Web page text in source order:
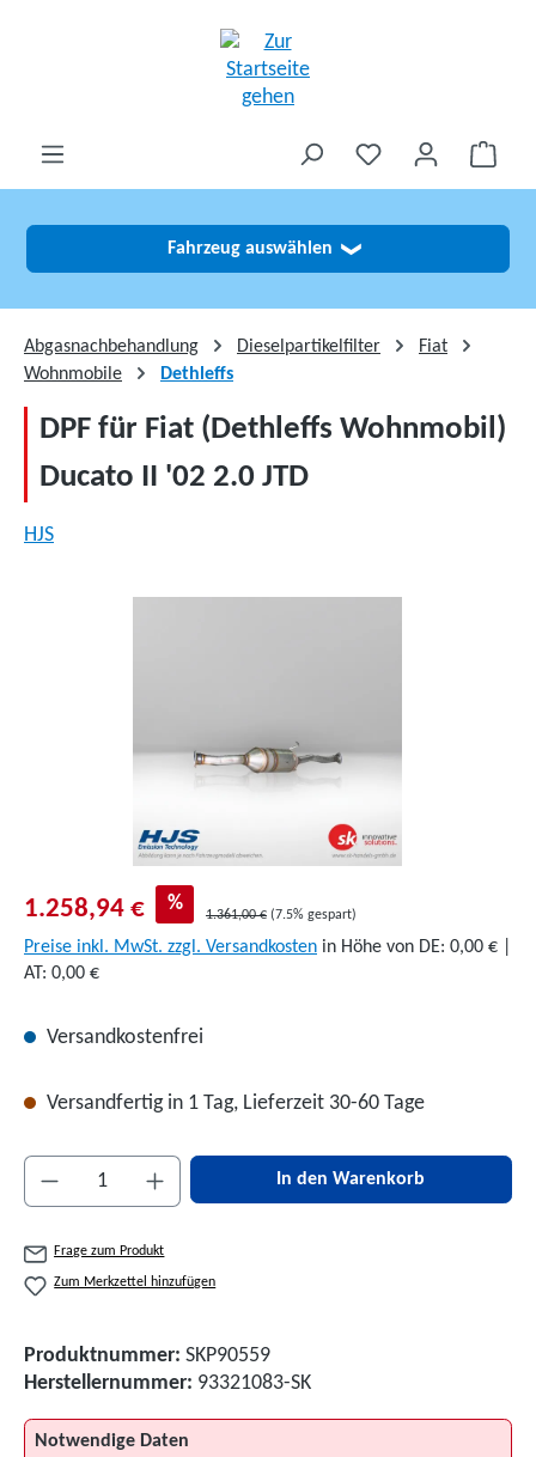
Fahrzeug auswählen ❯
Abgasnachbehandlung Dieselpartikelfilter
Fiat
Wohnmobile
Dethleffs
DPF für Fiat (Dethleffs Wohnmobil)
Ducato II '02 2.0 JTD
HJS
1.258,94 € % 1.361,00 € (7.5% gespart)
Preise inkl. MwSt. zzgl. Versandkosten in Höhe von DE: 0,00 € |
AT: 0,00 €
Versandkostenfrei
Versandfertig in 1 Tag, Lieferzeit 30-60 Tage
Produkt Anzahl: Gib den gewünschten Wert
In den Warenkorb
Frage zum Produkt
Zum Merkzettel hinzufügen
Produktnummer: SKP90559
Herstellernummer: 93321083-SK
Notwendige Daten